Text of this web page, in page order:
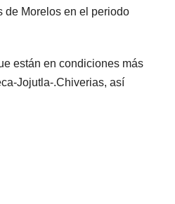
de Morelos en el periodo
están en condiciones más
Jojutla-.Chiverias, así